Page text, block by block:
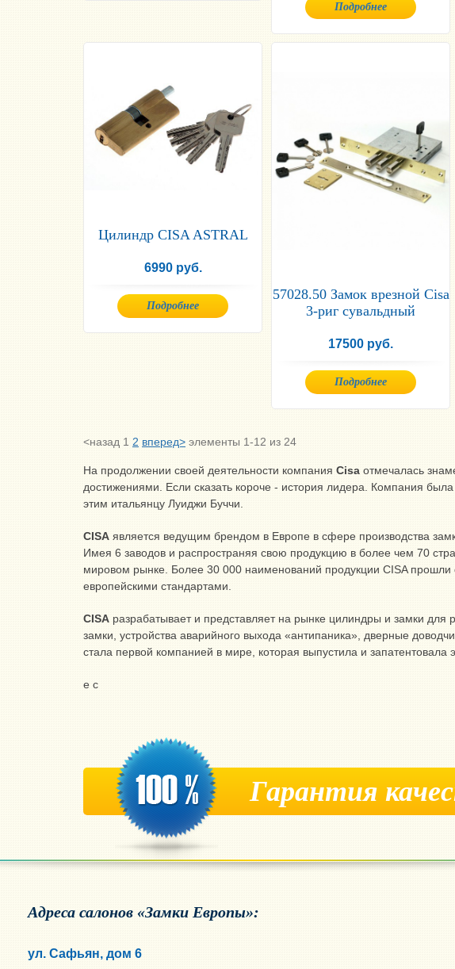
Подробнее
Цилиндр CISA ASTRAL
6990 руб.
Подробнее
57028.50 Замок врезной Cisa
3-риг сувальдный
17500 руб.
Подробнее
<назад 1 2 вперед> элементы 1-12 из 24
На продолжении своей деятельности компания Cisa отмечалась
достижениями. Если сказать короче - история лидера. Компания была
этим итальянцу Луиджи Буччи.
CISA является ведущим брендом в Европе в сфере производства
Имея 6 заводов и распространяя свою продукцию в более чем 70
мировом рынке. Более 30 000 наименований продукции CISA прошли
европейскими стандартами.
CISA разрабатывает и представляет на рынке цилиндры и замки для
замки, устройства аварийного выхода «антипаника», дверные
стала первой компанией в мире, которая выпустила и запатентовала
е с
Гарантия
Адреса салонов «Замки Европы»:
ул. Сафьян, дом 6